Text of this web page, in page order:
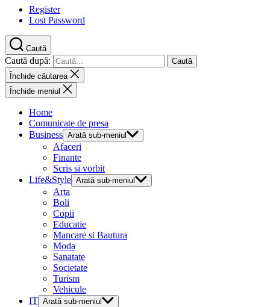
Register
Lost Password
Caută
Caută după:
Închide căutarea
Închide meniul
Home
Comunicate de presa
Business Arată sub-meniul
Afaceri
Finante
Scris si vorbit
Life&Style Arată sub-meniul
Arta
Boli
Copii
Educatie
Mancare si Bautura
Moda
Sanatate
Societate
Turism
Vehicule
IT Arată sub-meniul